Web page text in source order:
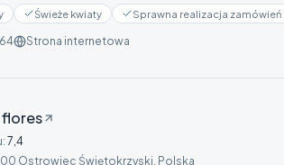
Świeże kwiaty Sprawna realizacja
Strona internetowa
flores
: 7,4
Ostrowiec Świętokrzyski, Polska